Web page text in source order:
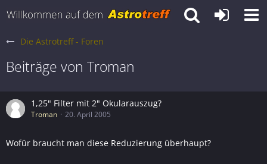
Die Astrotreff - Foren
Beiträge von Troman
1,25" Filter mit 2" Okularauszug?
Troman 20. April 2005
Wofür braucht man diese Reduzierung überhaupt?